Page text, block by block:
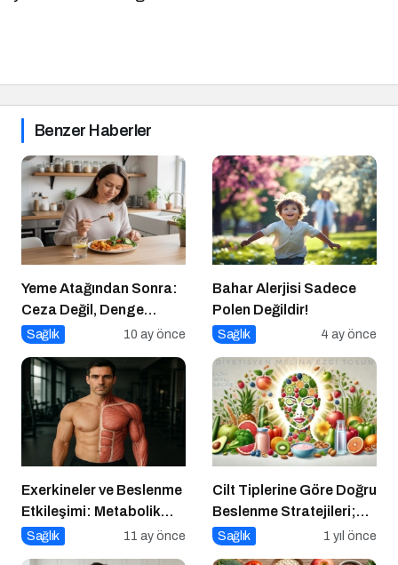
Benzer Haberler
Yeme Atağından Sonra:
Ceza Değil, Denge
Zamanı
Sağlık 10 ay önce
Bahar Alerjisi Sadece
Polen Değildir!
Sağlık 4 ay önce
Exerkineler ve Beslenme
Etkileşimi: Metabolik
Sağlıkta Yeni Bir
Sağlık 11 ay önce
Cilt Tiplerine Göre Doğru
Beslenme Stratejileri;
Genç ve Parlak Cilt İçin
Sağlık 1 yıl önce